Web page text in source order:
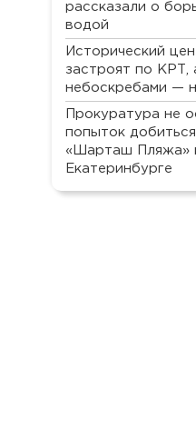
рассказали о
водой
Исторический
застроят по КРТ,
небоскребами —
Прокуратура не
попыток
«Шарташ Пляжа»
Екатеринбурге